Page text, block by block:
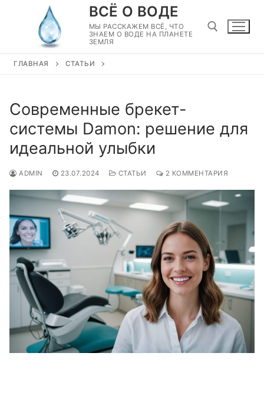
содержимому
ВСЁ О ВОДЕ
МЫ РАССКАЖЕМ ВСЁ, ЧТО
ЗНАЕМ О ВОДЕ НА ПЛАНЕТЕ
ЗЕМЛЯ
ГЛАВНАЯ СТАТЬИ
Современные брекет-
системы Damon: решение для
идеальной улыбки
ADMIN 23.07.2024 СТАТЬИ 2 КОММЕНТАРИЯ